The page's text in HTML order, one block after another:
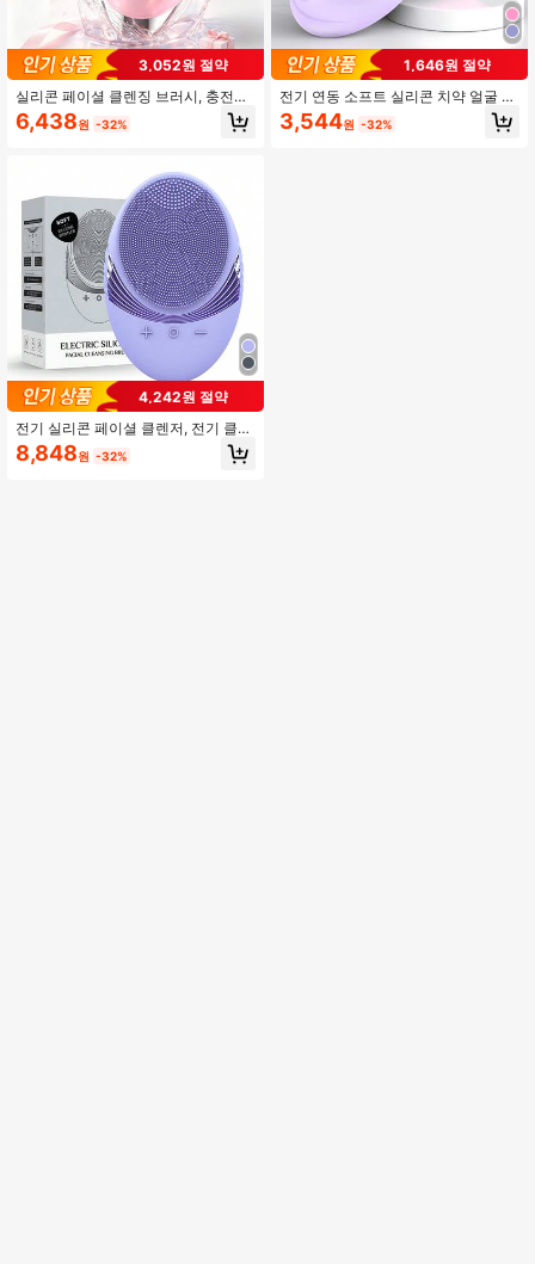
3,052원 절약
실리콘 페이셜 클렌징 브러시, 충전식
페이스 워시 브러시, 눈 보호 디자인,
전기 페이셜 클렌징 마사지 브러시
6,438원 -32%
4,242원 절약
전기 실리콘 페이셜 클렌저, 전기 클렌
징 브러시, USB 충전 클렌징 마사저,
페이셜 클렌징 브러시
8,848원 -32%
1,646원 절약
전기 연동 소프트 실리콘 치약 얼굴 클
렌저, 얼굴 클렌징 브러시, 진동 얼굴
클렌징 브러시, 깊은 클렌징, 부드러운
3,544원 -32%